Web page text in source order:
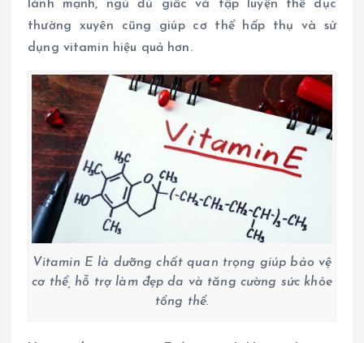
lành mạnh, ngủ đủ giấc và tập luyện thể dục
thường xuyên cũng giúp cơ thể hấp thụ và sử
dụng vitamin hiệu quả hơn.
Vitamin E là dưỡng chất quan trọng giúp bảo vệ
cơ thể, hỗ trợ làm đẹp da và tăng cường sức khỏe
tổng thể.